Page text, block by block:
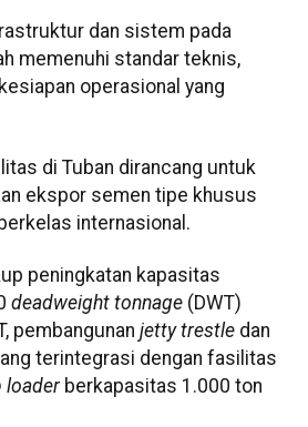
dan sistem pada
memenuhi standar teknis,
operasional yang
di Tuban dirancang untuk
ekspor semen tipe khusus
internasional.
peningkatan kapasitas
deadweight tonnage (DWT)
pembangunan jetty trestle dan
terintegrasi dengan fasilitas
loaderberkapasitas 1.000 ton